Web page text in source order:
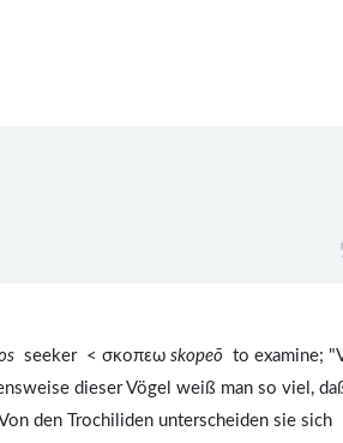
seeker < σκοπεω skopeō to examine;
dieser Vögel weiß man so viel,
den Trochiliden unterscheiden sie sich